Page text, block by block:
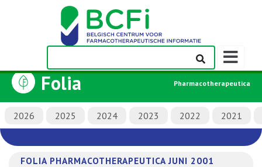
Folia Pharmacotherapeutica
2026 2025 2024 2023 2022 2021
FOLIA PHARMACOTHERAPEUTICA JUNI 2001